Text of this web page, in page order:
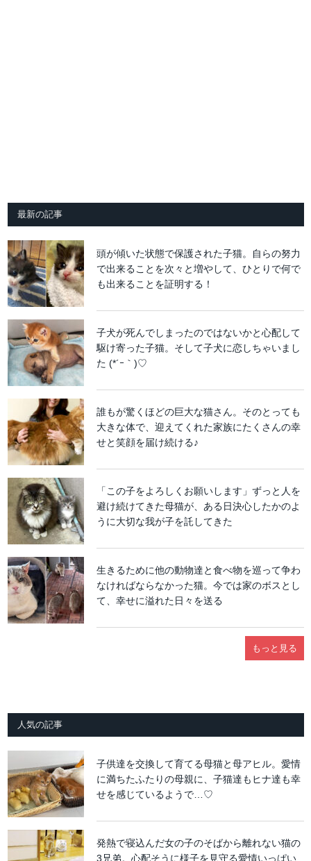
最新の記事
頭が傾いた状態で保護された子猫。自らの努力
で出来ることを次々と増やして、ひとりで何で
も出来ることを証明する！
子犬が死んでしまったのではないかと心配して
駆け寄った子猫。そして子犬に恋しちゃいまし
た (*´ｰ｀)♡
誰もが驚くほどの巨大な猫さん。そのとっても
大きな体で、迎えてくれた家族にたくさんの幸
せと笑顔を届け続ける♪
「この子をよろしくお願いします」ずっと人を
避け続けてきた母猫が、ある日決心したかのよ
うに大切な我が子を託してきた
生きるために他の動物達と食べ物を巡って争わ
なければならなかった猫。今では家のボスとし
て、幸せに溢れた日々を送る
もっと見る
人気の記事
子供達を交換して育てる母猫と母アヒル。愛情
に満ちたふたりの母親に、子猫達もヒナ達も幸
せを感じているようで…♡
発熱で寝込んだ女の子のそばから離れない猫の
3兄弟。心配そうに様子を見守る愛情いっぱい